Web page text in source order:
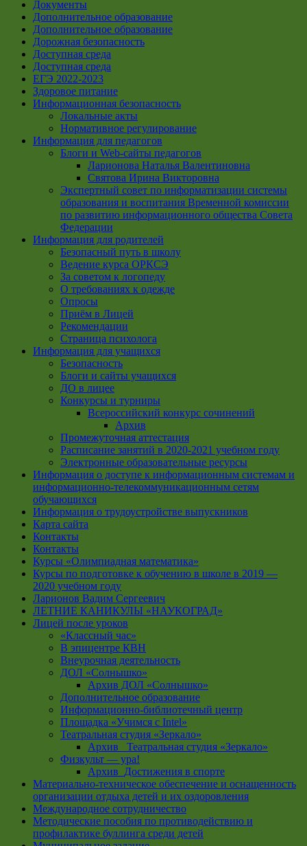
Документы
Дополнительное образование
Дополнительное образование
Дорожная безопасность
Доступная среда
Доступная среда
ЕГЭ 2022-2023
Здоровое питание
Информационная безопасность
Локальные акты
Нормативное регулирование
Информация для педагогов
Блоги и Web-сайты педагогов
Ларионова Наталья Валентиновна
Святова Ирина Викторовна
Экспертный совет по информатизации системы
образования и воспитания Временной комиссии
по развитию информационного общества Совета
Федерации
Информация для родителей
Безопасный путь в школу
Ведение курса ОРКСЭ
За советом к логопеду
О требованиях к одежде
Опросы
Приём в Лицей
Рекомендации
Страница психолога
Информация для учащихся
Безопасность
Блоги и сайты учащихся
ДО в лицее
Конкурсы и турниры
Всероссийский конкурс сочинений
Архив
Промежуточная аттестация
Расписание занятий в 2020-2021 учебном году
Электронные образовательные ресурсы
Информация о доступе к информационным системам и
информационно-телекоммуникационным сетям
обучающихся
Информация о трудоустройстве выпускников
Карта сайта
Контакты
Контакты
Курсы «Олимпиадная математика»
Курсы по подготовке к обучению в школе в 2019 —
2020 учебном году
Ларионов Вадим Сергеевич
ЛЕТНИЕ КАНИКУЛЫ «НАУКОГРАД»
Лицей после уроков
«Классный час»
В эпицентре КВН
Внеурочная деятельность
ДОЛ «Солнышко»
Архив ДОЛ «Солнышко»
Дополнительное образование
Информационно-библиотечный центр
Площадка «Учимся с Intel»
Театральная студия «Зеркало»
Архив _Театральная студия «Зеркало»
Физкульт — ура!
Архив_Достижения в спорте
Материально-техническое обеспечение и оснащенность
организации отдыха детей и их оздоровления
Международное сотрудничество
Методические пособия по противодействию и
профилактике буллинга среди детей